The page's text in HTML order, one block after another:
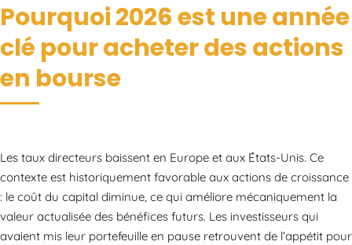
Pourquoi 2026 est une année
clé pour acheter des actions
en bourse
Les taux directeurs baissent en Europe et aux États-Unis. Ce
contexte est historiquement favorable aux actions de croissance
: le coût du capital diminue, ce qui améliore mécaniquement la
valeur actualisée des bénéfices futurs. Les investisseurs qui
avaient mis leur portefeuille en pause retrouvent de l’appétit pour